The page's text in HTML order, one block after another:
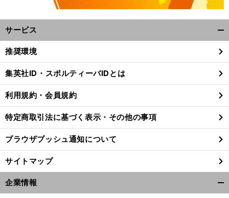
サービス
閉
る
推奨環境
集英社ID・スポルティーバIDとは
利用規約・会員規約
特定商取引法に基づく表示・その他の事項
ブラウザプッシュ通知について
サイトマップ
企業情報